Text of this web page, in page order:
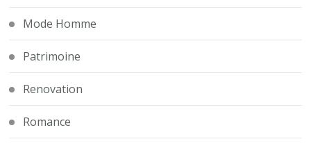
Mode Homme
Patrimoine
Renovation
Romance